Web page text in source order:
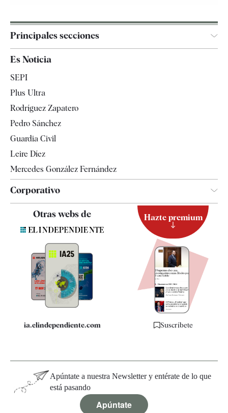
Principales secciones
España
Televisión
Es Noticia
SEPI
Plus Ultra
Rodríguez Zapatero
Pedro Sánchez
Guardia Civil
Leire Díez
Mercedes González Fernández
Corporativo
Contacto
Quiénes somos
Especificaciones
Otras webs de
ia.elindependiente.com
Hazte premium
Suscríbete
Apúntate a nuestra Newsletter y entérate de lo que
está pasando
Apúntate